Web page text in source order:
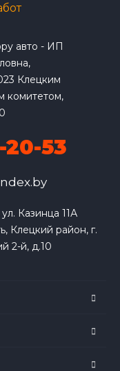
авто - ИП
Клецким
комитетом,
20-53
Казинца 11А
Клецкий район, г.
2-й, д.10